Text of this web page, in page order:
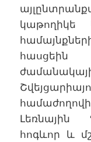
կաթողիկե
հասցեին
Լեռնային
հոգևոր և